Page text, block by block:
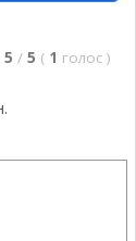
5 / 5 ( 1 голос )